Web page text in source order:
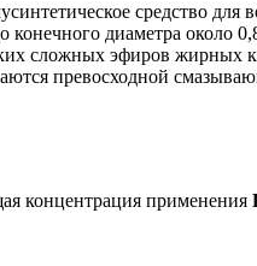
средство
конечного диаметра около
сложных эфиров жирных
превосходной
концентрация применения